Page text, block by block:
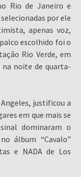
Rio de Janeiro e
por ele
apenas voz,
escolhido foi o
Rio Verde, em
noite de quarta-
justificou a
em que mais se
dominaram o
álbum “Cavalo”
e NADA de Los